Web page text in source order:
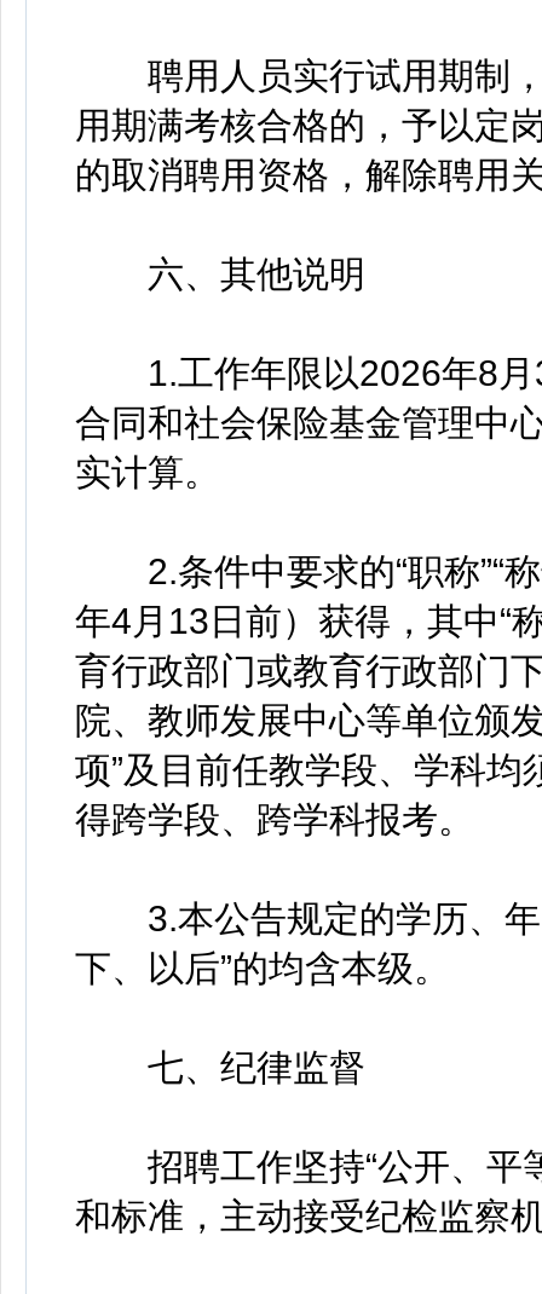
聘用人员实行试用期制，
用期满考核合格的，予以定
的取消聘用资格，解除聘用
六、其他说明
1.工作年限以2026年8月
合同和社会保险基金管理中
实计算。
2.条件中要求的“职称”“称
年4月13日前）获得，其中“
育行政部门或教育行政部门
院、教师发展中心等单位颁发
项”及目前任教学段、学科
得跨学段、跨学科报考。
3.本公告规定的学历、年
下、以后”的均含本级。
七、纪律监督
招聘工作坚持“公开、平
和标准，主动接受纪检监察